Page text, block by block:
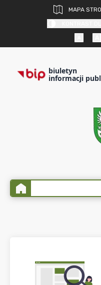
MAPA
biuletyn
informacji